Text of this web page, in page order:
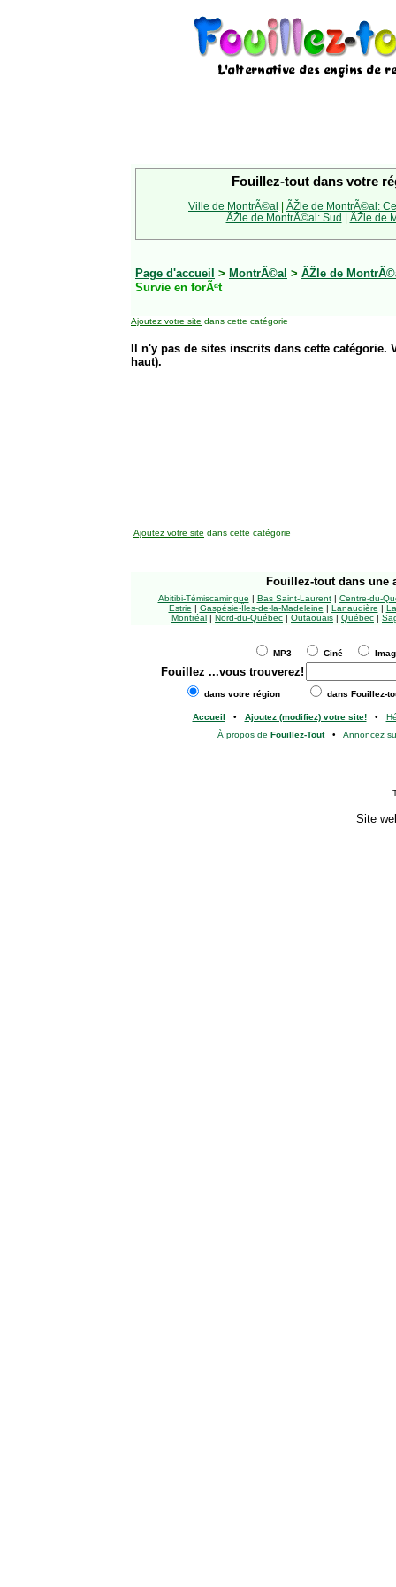
Fouillez-tout dans votre
Ville de MontrÃ©al | ÃŽle de MontrÃ©al:
ÃŽle de MontrÃ©al: Sud | ÃŽle de
Page d'accueil > MontrÃ©al > ÃŽle de
Survie en forÃªt
Ajoutez votre site dans cette catégorie
Il n'y pas de sites inscrits dans cette
haut).
Ajoutez votre site dans cette catégorie
Fouillez-tout dans une
Abitibi-Témiscamingue | Bas Saint-Laurent| Centre-du-
Estrie | Gaspésie-Îles-de-la-Madeleine | Lanaudière |
Montréal | Nord-du-Québec | Outaouais | Québec |
MP3 Ciné
Fouillez ...vous trouverez!
dans votre région dans Fouillez-
Accueil • Ajoutez (modifiez) votre site!•
À propos de Fouillez-Tout• Annoncez
Site